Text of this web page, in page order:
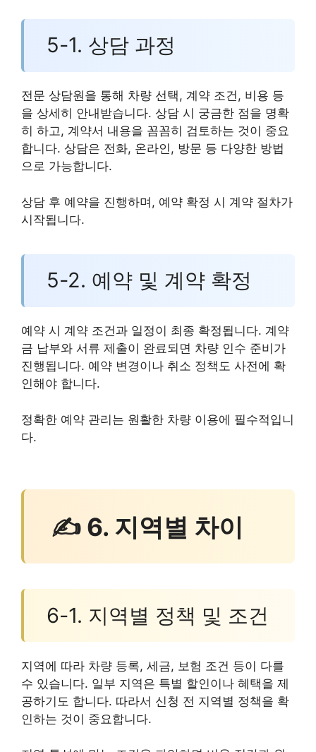
5-1. 상담 과정
전문 상담원을 통해 차량 선택, 계약 조건, 비용 등
을 상세히 안내받습니다. 상담 시 궁금한 점을 명확
히 하고, 계약서 내용을 꼼꼼히 검토하는 것이 중요
합니다. 상담은 전화, 온라인, 방문 등 다양한 방법
으로 가능합니다.
상담 후 예약을 진행하며, 예약 확정 시 계약 절차가
시작됩니다.
5-2. 예약 및 계약 확정
예약 시 계약 조건과 일정이 최종 확정됩니다. 계약
금 납부와 서류 제출이 완료되면 차량 인수 준비가
진행됩니다. 예약 변경이나 취소 정책도 사전에 확
인해야 합니다.
정확한 예약 관리는 원활한 차량 이용에 필수적입니
다.
✍ 6. 지역별 차이
6-1. 지역별 정책 및 조건
지역에 따라 차량 등록, 세금, 보험 조건 등이 다를
수 있습니다. 일부 지역은 특별 할인이나 혜택을 제
공하기도 합니다. 따라서 신청 전 지역별 정책을 확
인하는 것이 중요합니다.